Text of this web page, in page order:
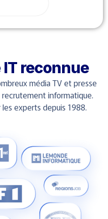
reconnue
média TV et presse
informatique.
experts depuis 1988.